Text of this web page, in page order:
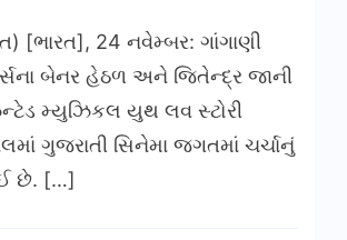
[ભારત], 24 નવેમ્બર: ગાંગાણી
બેનર હેઠળ અને જિતેન્દ્ર જાની
મ્યુઝિકલ યુથ લવ સ્ટોરી
ગુજરાતી સિનેમા જગતમાં ચર્ચાનું
છે. […]